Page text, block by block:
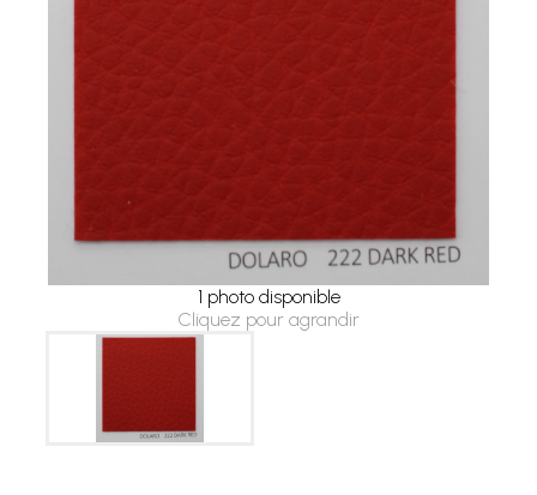
1 photo disponible
Cliquez pour agrandir